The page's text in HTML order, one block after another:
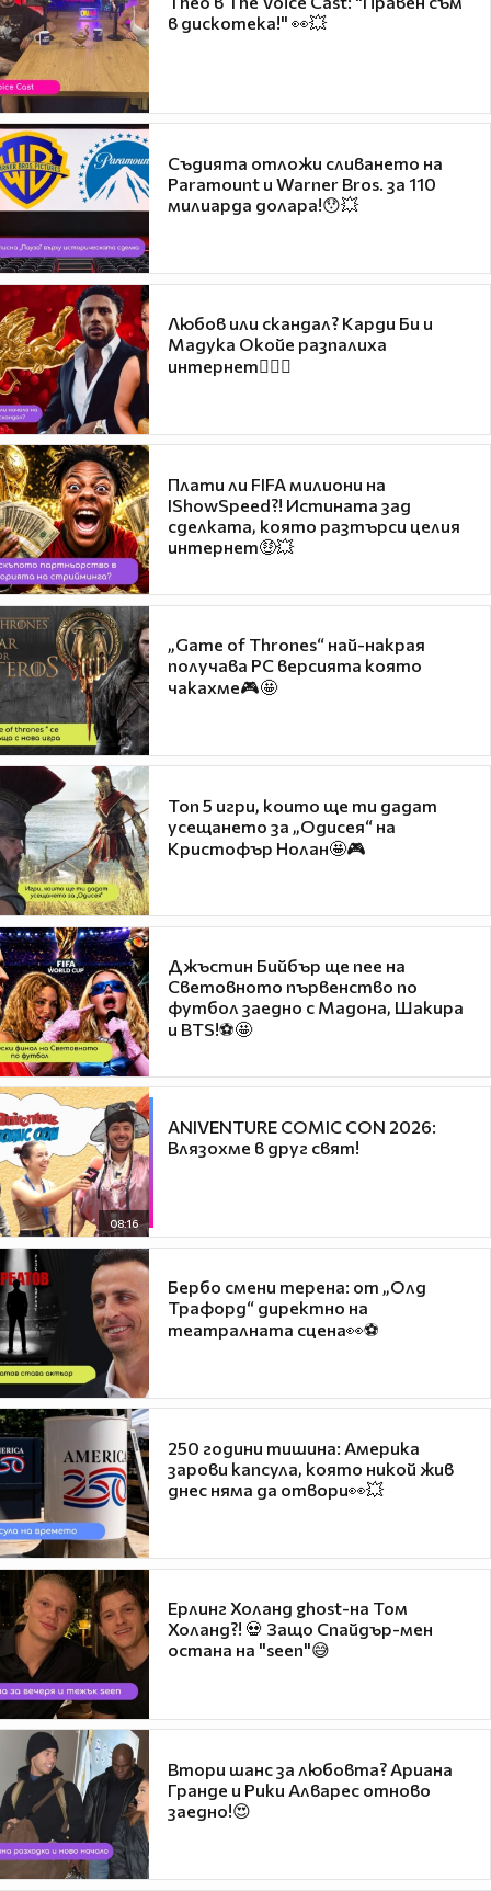
в дискотека!" 👀💥
Съдията отложи сливането на
Paramount и Warner Bros. за 110
милиарда долара!😯💥
Любов или скандал? Карди Би и
Мадука Окойе разпалиха
интернет❤️‍🔥🔥
Плати ли FIFA милиони на
IShowSpeed?! Истината зад
сделката, която разтърси целия
интернет🤑💥
„Game of Thrones“ най-накрая
получава PC версията която
чакахме🎮🤩
Топ 5 игри, които ще ти дадат
усещането за „Одисея“ на
Кристофър Нолан🤩🎮
Джъстин Бийбър ще пее на
Световното първенство по
футбол заедно с Мадона, Шакира
и BTS!⚽🤩
08:16
ANIVENTURE COMIC CON 2026:
Влязохме в друг свят!
Бербо смени терена: от „Олд
Трафорд“ директно на
театралната сцена👀⚽
250 години тишина: Америка
зарови капсула, която никой жив
днес няма да отвори👀💥
Ерлинг Холанд ghost-на Том
Холанд?! 💀 Защо Спайдър-мен
остана на "seen"😅
Втори шанс за любовта? Ариана
Гранде и Рики Алварес отново
заедно!😍